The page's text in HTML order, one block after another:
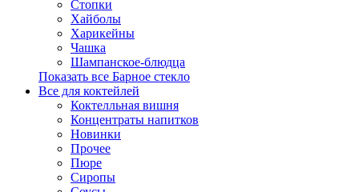
Стопки
Хайболы
Харикейны
Чашка
Шампанское-блюдца
Показать все Барное стекло
Все для коктейлей
Коктелльная вишня
Концентраты напитков
Новинки
Прочее
Пюре
Сиропы